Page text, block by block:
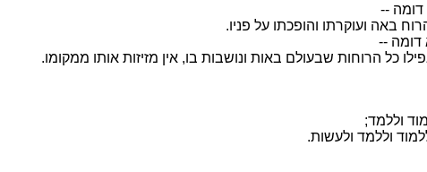
--
באה ועוקרתו והופכתו על פניו.
דומה --
כל הרוחות שבעולם באות ונושבות בו, אין מזיזות אותו ממקומו.
וללמד;
וללמד ולעשות.